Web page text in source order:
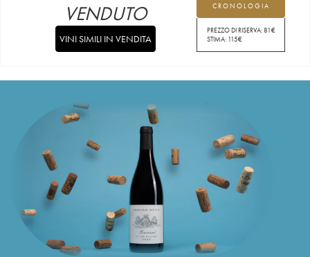
CRONOLOGIA
PREZZO DI RISERVA:81€
STIMA: 115€
VENDUTO
VINI SIMILI IN VENDITA